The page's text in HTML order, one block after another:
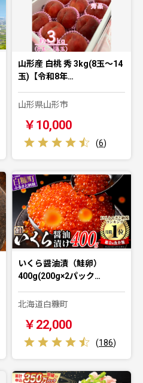
山形産 白桃 秀 3kg(8玉～14
玉)【令和8年…
山形県山形市
￥10,000
(6)
いくら醤油漬（鮭卵）
400g(200g×2パック…
北海道白糠町
￥22,000
(186)